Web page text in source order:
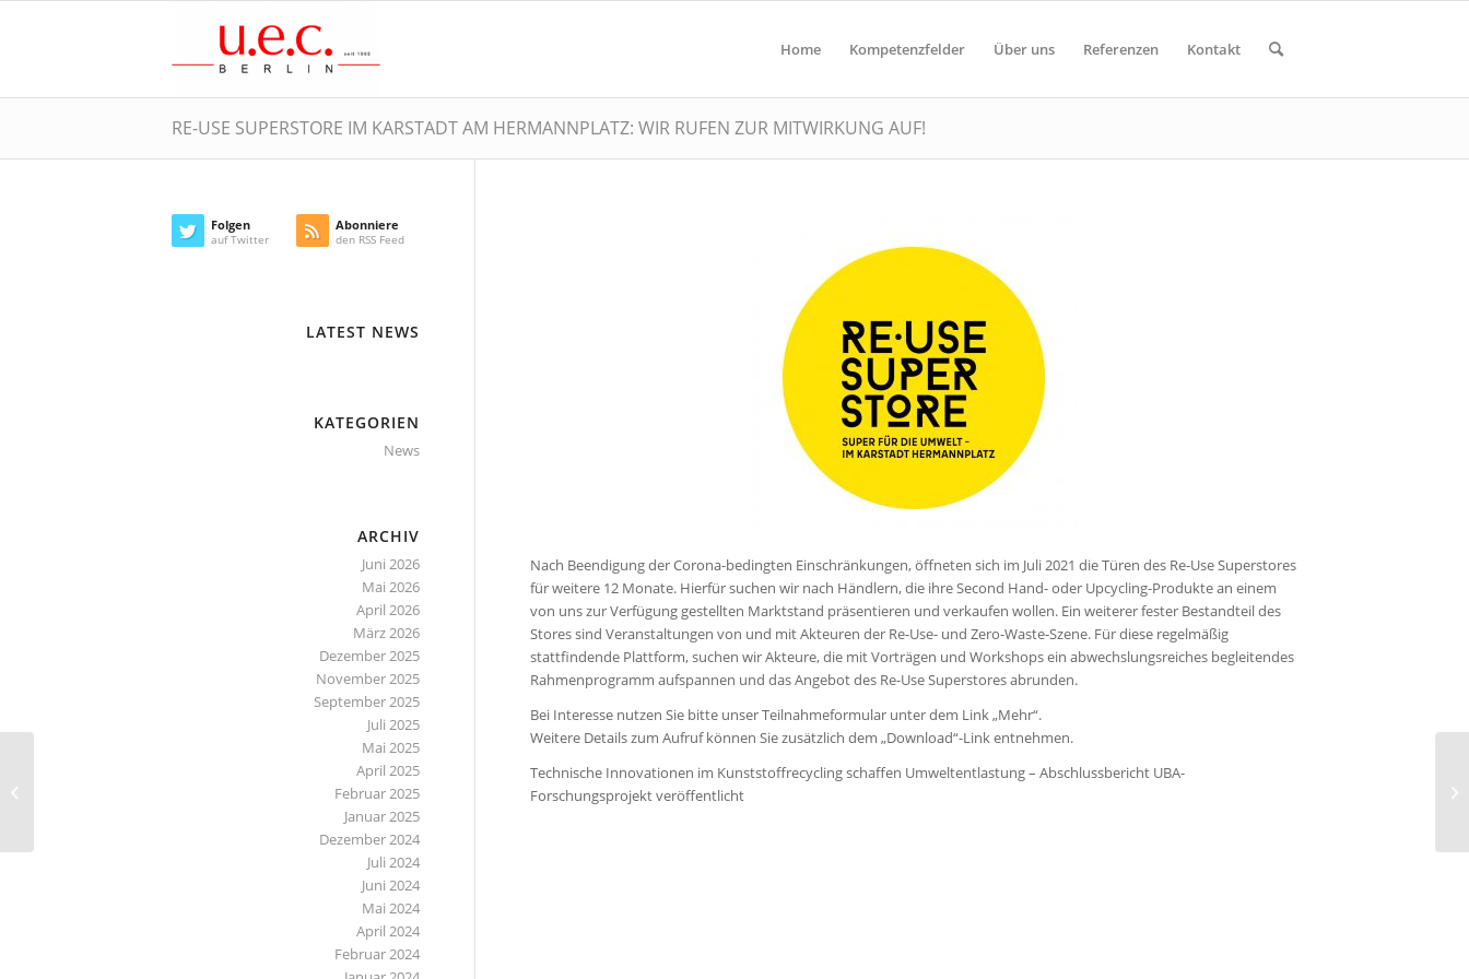
Home Kompetenzfelder Über uns Referenzen Kontakt
RE-USE SUPERSTORE IM KARSTADT AM HERMANNPLATZ: WIR RUFEN ZUR MITWIRKUNG AUF!
Nach Beendigung der Corona-bedingten Einschränkungen, öffneten sich im Juli 2021 die Türen des Re-Use Superstores
für weitere 12 Monate. Hierfür suchen wir nach Händlern, die ihre Second Hand- oder Upcycling-Produkte an einem
von uns zur Verfügung gestellten Marktstand präsentieren und verkaufen wollen. Ein weiterer fester Bestandteil des
Stores sind Veranstaltungen von und mit Akteuren der Re-Use- und Zero-Waste-Szene. Für diese regelmäßig
stattfindende Plattform, suchen wir Akteure, die mit Vorträgen und Workshops ein abwechslungsreiches begleitendes
Rahmenprogramm aufspannen und das Angebot des Re-Use Superstores abrunden.
Bei Interesse nutzen Sie bitte unser Teilnahmeformular unter dem Link „Mehr“.
Weitere Details zum Aufruf können Sie zusätzlich dem „Download“-Link entnehmen.
Technische Innovationen im Kunststoffrecycling schaffen Umweltentlastung – Abschlussbericht UBA-
Forschungsprojekt veröffentlicht
Folgen
auf Twitter
Abonniere
den RSS Feed
LATEST NEWS
KATEGORIEN
News
ARCHIV
Juni 2026
Mai 2026
April 2026
März 2026
Dezember 2025
November 2025
September 2025
Juli 2025
Mai 2025
April 2025
Februar 2025
Januar 2025
Dezember 2024
Juli 2024
Juni 2024
Mai 2024
April 2024
Februar 2024